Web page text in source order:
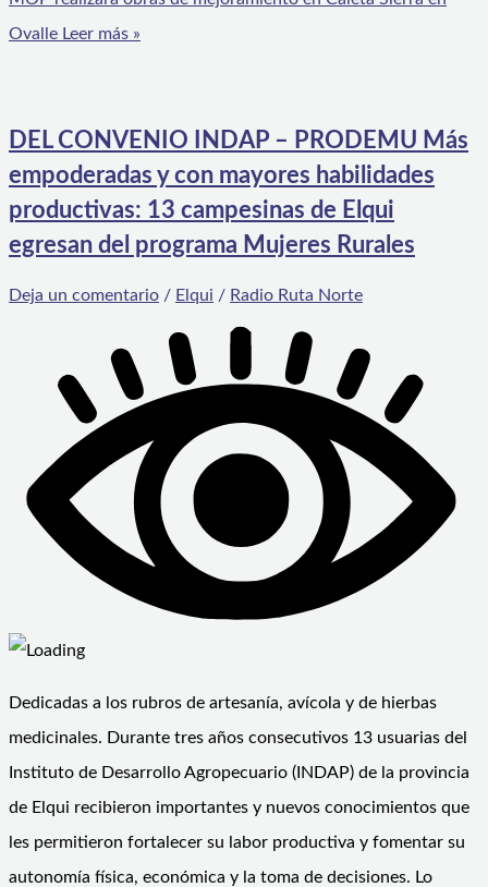
Ovalle Leer más »
DEL CONVENIO INDAP – PRODEMU Más
empoderadas y con mayores habilidades
productivas: 13 campesinas de Elqui
egresan del programa Mujeres Rurales
Deja un comentario / Elqui / Radio Ruta Norte
Dedicadas a los rubros de artesanía, avícola y de hierbas
medicinales. Durante tres años consecutivos 13 usuarias del
Instituto de Desarrollo Agropecuario (INDAP) de la provincia
de Elqui recibieron importantes y nuevos conocimientos que
les permitieron fortalecer su labor productiva y fomentar su
autonomía física, económica y la toma de decisiones. Lo